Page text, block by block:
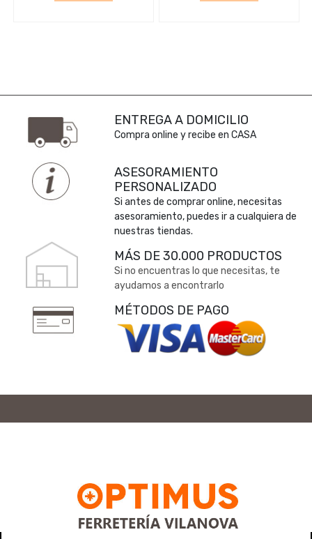
ENTREGA A DOMICILIO
Compra online y recibe en CASA
ASESORAMIENTO
PERSONALIZADO
Si antes de comprar online, necesitas
asesoramiento, puedes ir a cualquiera de
nuestras tiendas.
MÁS DE 30.000 PRODUCTOS
Si no encuentras lo que necesitas, te
ayudamos a encontrarlo
MÉTODOS DE PAGO